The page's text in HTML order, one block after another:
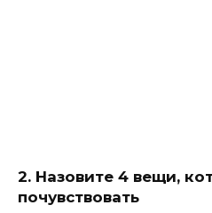
2. Назовите 4 вещи,
почувствовать